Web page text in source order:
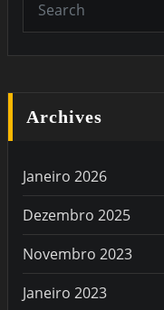
Archives
Janeiro 2026
Dezembro 2025
Novembro 2023
Janeiro 2023